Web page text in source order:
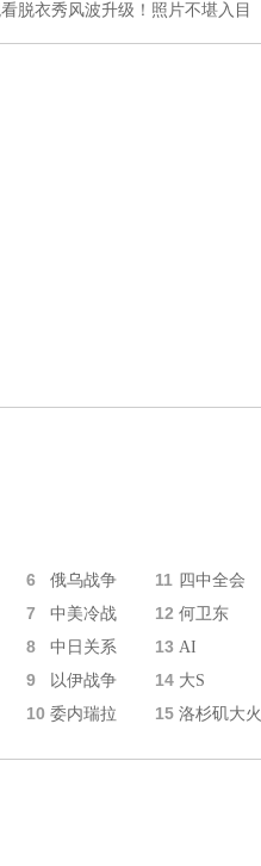
脱衣秀风波升级！照片不堪入目
6 俄乌战争 11 四中全会
7 中美冷战 12 何卫东
8 中日关系 13 AI
9 以伊战争 14 大S
10 委内瑞拉 15 洛杉矶大火